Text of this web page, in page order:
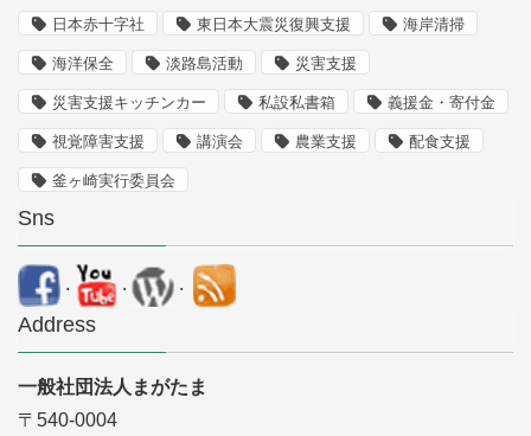
日本赤十字社 東日本大震災復興支援 海岸清掃
海洋保全 淡路島活動 災害支援
災害支援キッチンカー 私設私書箱 義援金・寄付金
視覚障害支援 講演会 農業支援 配食支援
釜ヶ崎実行委員会
Sns
. . .
Address
一般社団法人まがたま
〒540-0004